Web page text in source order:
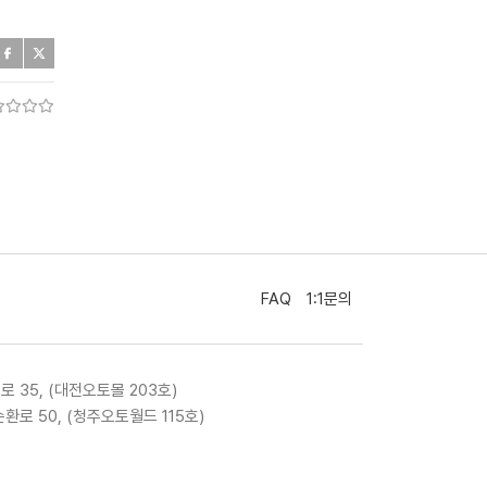
FAQ 1:1문의
35, (대전오토몰 203호)
로 50, (청주오토월드 115호)